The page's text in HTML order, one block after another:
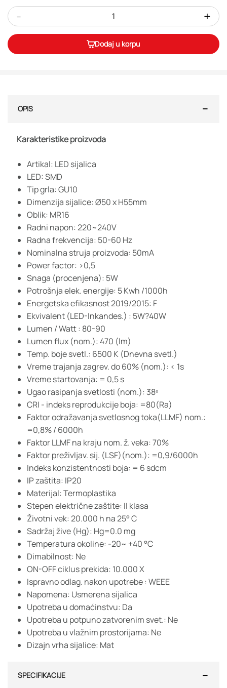
- +
Dodaj u korpu
OPIS
Karakteristike proizvoda
Artikal: LED sijalica
LED: SMD
Tip grla: GU10
Dimenzija sijalice: Ø50 x H55mm
Oblik: MR16
Radni napon: 220~240V
Radna frekvencija: 50-60 Hz
Nominalna struja proizvoda: 50mA
Power factor: >0,5
Snaga (procenjena): 5W
Potrošnja elek. energije: 5 Kwh /1000h
Energetska efikasnost 2019/2015: F
Ekvivalent (LED-Inkandes.) : 5W?40W
Lumen / Watt : 80-90
Lumen flux (nom.): 470 (lm)
Temp. boje svetl.: 6500 K (Dnevna svetl.)
Vreme trajanja zagrev. do 60% (nom.): < 1s
Vreme startovanja: = 0,5 s
Ugao rasipanja svetlosti (nom.): 38º
CRI - indeks reprodukcije boja: =80(Ra)
Faktor odražavanja svetlosnog toka(LLMF) nom.:
=0,8% / 6000h
Faktor LLMF na kraju nom. ž. veka: 70%
Faktor preživljav. sij. (LSF)(nom.): =0,9/6000h
Indeks konzistentnosti boja: = 6 sdcm
IP zaštita: IP20
Materijal: Termoplastika
Stepen električne zaštite: II klasa
Životni vek: 20.000 h na 25° C
Sadržaj žive (Hg): Hg=0.0 mg
Temperatura okoline: -20~ +40 °C
Dimabilnost: Ne
ON-OFF ciklus prekida: 10.000 X
Ispravno odlag. nakon upotrebe : WEEE
Napomena: Usmerena sijalica
Upotreba u domaćinstvu: Da
Upotreba u potpuno zatvorenim svet.: Ne
Upotreba u vlažnim prostorijama: Ne
Dizajn vrha sijalice: Mat
SPECIFIKACIJE